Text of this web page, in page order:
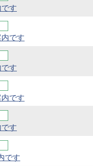
す
です
す
です
す
です